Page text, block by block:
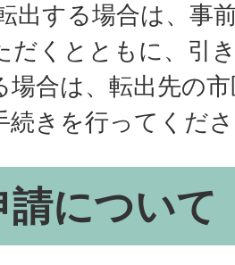
出する場合は、事
だくとともに、引
場合は、転出先の
続きを行ってくだ
請について